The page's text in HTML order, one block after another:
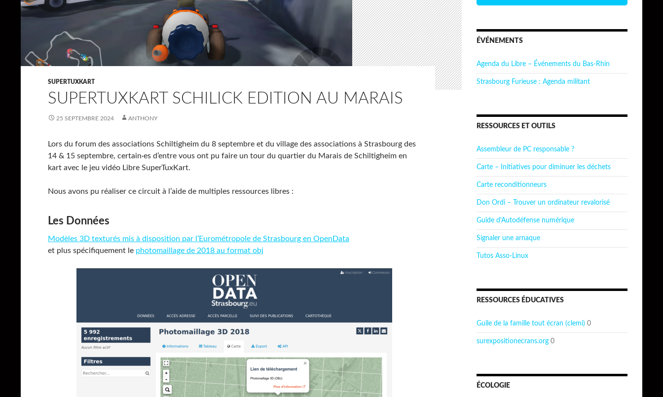
SUPERTUXKART
SUPERTUXKART SCHILICK EDITION AU MARAIS
25 SEPTEMBRE 2024 ANTHONY
Lors du forum des associations Schiltigheim du 8 septembre et du village des associations à Strasbourg des
14 & 15 septembre, certain·es d’entre vous ont pu faire un tour du quartier du Marais de Schiltigheim en
kart avec le jeu vidéo Libre SuperTuxKart.
Nous avons pu réaliser ce circuit à l’aide de multiples ressources libres :
Les Données
Modèles 3D texturés mis à disposition par l’Eurométropole de Strasbourg en OpenData
et plus spécifiquement le photomaillage de 2018 au format obj
ÉVÉNEMENTS
Agenda du Libre – Événements du Bas-Rhin
Strasbourg Furieuse : Agenda militant
RESSOURCES ET OUTILS
Assembleur de PC responsable ?
Carte – Initiatives pour diminuer les déchets
Carte reconditionneurs
Don Ordi – Trouver un ordinateur revalorisé
Guide d'Autodéfense numérique
Signaler une arnaque
Tutos Asso-Linux
RESSOURCES ÉDUCATIVES
Guile de la famille tout écran (clemi) 0
surexpositionecrans.org 0
ÉCOLOGIE